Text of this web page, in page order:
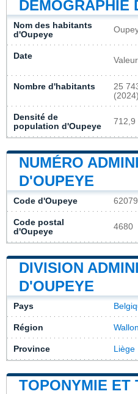
DÉMOGRAPHIE
Nom des habitants
d'Oupeye
Date
Nombre d'habitants
25
(2024)
Densité de
population d'Oupeye
712,9
NUMÉRO
D'OUPEYE
Code d'Oupeye 62079
Code postal
d'Oupeye
4680
DIVISION
D'OUPEYE
Pays
Région
Province Liège
TOPONYMIE ET